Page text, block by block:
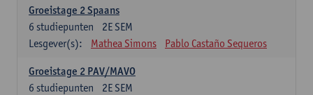
Groeistage 2 Spaans
2E SEM
6 studiepunten
Lesgever(s):
Mathea Simons Pablo Castaño Sequeros
Groeistage 2 PAV/MAVO
2E SEM
6 studiepunten